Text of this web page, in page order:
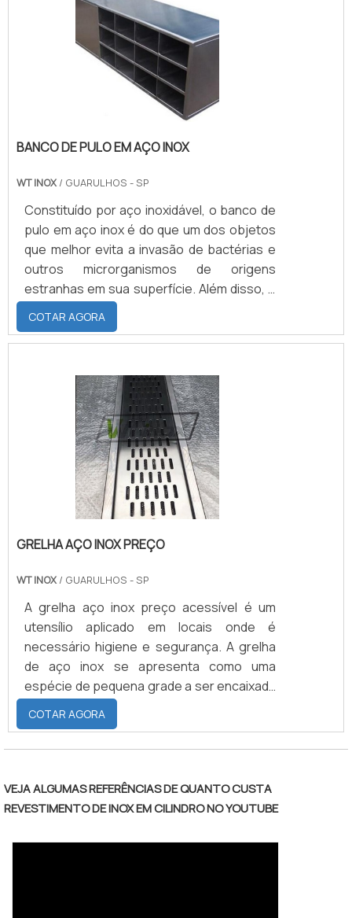
melhor é trabalhar com os cinco tipos
distintos de elastômeros, cada um com
suas características, como a borracha
natural, o EPDM que sua maior.
BANCO DE PULO EM AÇO INOX
WT INOX / GUARULHOS - SP
Constituído por aço inoxidável, o banco de
pulo em aço inox é do que um dos objetos
que melhor evita a invasão de bactérias e
outros microrganismos de origens
estranhas em sua superfície. Além disso, o
banco de pulo conta com características
que evitam o acúmulo de sujeira e poeira
em suas estruturas, diferencial que permite
espaços industriais.Os diferentes tipos de
banco de pulo O banco de pulo consiste em
um objeto que, na prática, pode ser
encontrado.
COTAR AGORA
GRELHA AÇO INOX PREÇO
WT INOX / GUARULHOS - SP
A grelha aço inox preço acessível é um
utensílio aplicado em locais onde é
necessário higiene e segurança. A grelha
de aço inox se apresenta como uma
espécie de pequena grade a ser encaixada
em ralos, para que ele não fique aberto e
exposto, podendo causar acidentes. Por
ter o formato de uma grelha, possui frestas
sujeira no ambiente no momento de sua
higienização. Por isso, a grelha aço inox é
ser instalada em locais co.
COTAR AGORA
VEJA ALGUMAS REFERÊNCIAS DE QUANTO CUSTA
REVESTIMENTO DE INOX EM CILINDRO NO YOUTUBE